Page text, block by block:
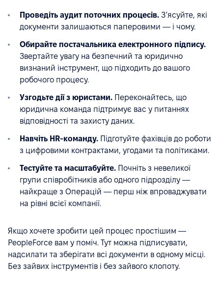
Проведіть аудит поточних процесів. З’ясуйте, які
документи залишаються паперовими — і чому.
Обирайте постачальника електронного підпису.
Звертайте увагу на безпечний та юридично
визнаний інструмент, що підходить до вашого
робочого процесу.
Узгодьте дії з юристами. Переконайтесь, що
юридична команда підтримує вас у питаннях
відповідності та захисту даних.
Навчіть HR-команду. Підготуйте фахівців до роботи
з цифровими контрактами, угодами та політиками.
Тестуйте та масштабуйте. Почніть з невеликої
групи співробітників або одного підрозділу —
найкраще з Операцій — перш ніж впроваджувати
на рівні всієї компанії.
Якщо хочете зробити цей процес простішим —
PeopleForce вам у поміч. Тут можна підписувати,
надсилати та зберігати всі документи в одному місці.
Без зайвих інструментів і без зайвого клопоту.